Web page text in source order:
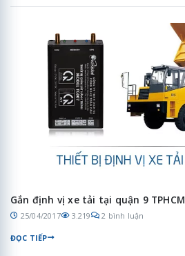
Gắn định vị xe tải tại quận 9 TPHCM
25/04/2017 3.219 2 bình luận
ĐỌC TIẾP